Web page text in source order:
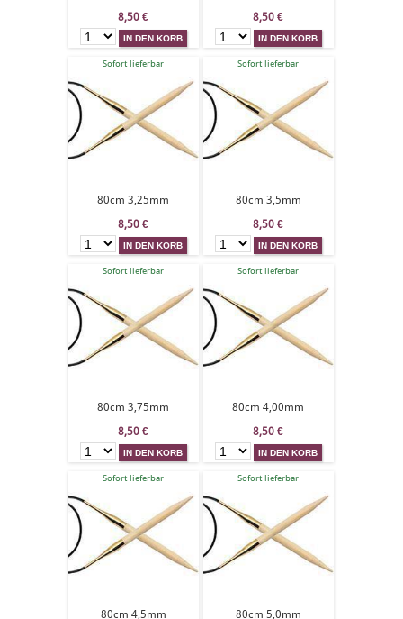
8,50 €
8,50 €
Sofort lieferbar
80cm 3,25mm
8,50 €
Sofort lieferbar
80cm 3,5mm
8,50 €
Sofort lieferbar
80cm 3,75mm
8,50 €
Sofort lieferbar
80cm 4,00mm
8,50 €
Sofort lieferbar
80cm 4,5mm
Sofort lieferbar
80cm 5,0mm